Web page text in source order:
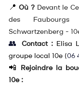
📍 Où ? Devant le
des
Schwartzenberg -
👥
Contact : Elisa
groupe local 10e (06
📲
Rejoindre la
10e :